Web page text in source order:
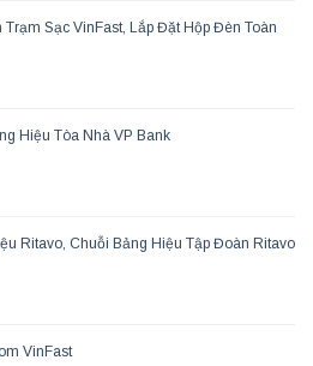
Trạm Sạc VinFast, Lắp Đặt Hộp Đèn Toàn
Hiệu Tòa Nhà VP Bank
Ritavo, Chuỗi Bảng Hiệu Tập Đoàn Ritavo
VinFast